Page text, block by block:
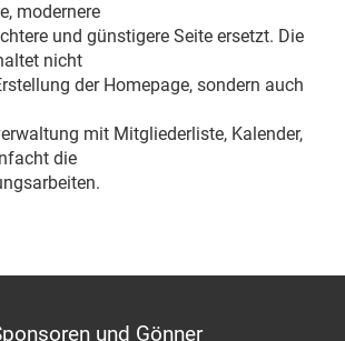
modernere
und günstigere Seite ersetzt. Die
nicht
der Homepage, sondern auch
mit Mitgliederliste, Kalender,
die
und Gönner